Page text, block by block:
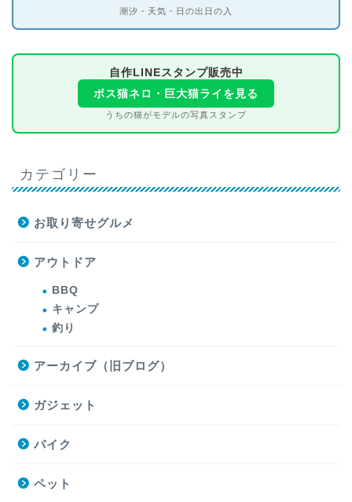
潮汐・天気・日の出日の入
自作LINEスタンプ販売中
ボス猫ネロ・巨大猫ライを見る
うちの猫がモデルの写真スタンプ
カテゴリー
お取り寄せグルメ
アウトドア
BBQ
キャンプ
釣り
アーカイブ（旧ブログ）
ガジェット
バイク
ペット